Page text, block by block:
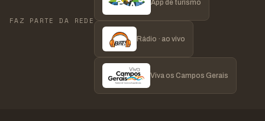
FAZ PARTE DA REDE
App de turismo
Rádio · ao vivo
Viva os Campos Gerais